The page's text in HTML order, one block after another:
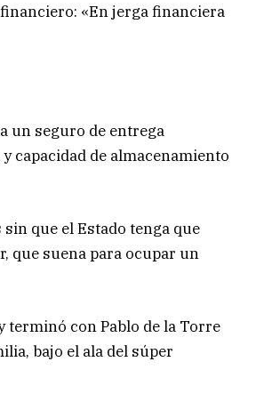
«En jerga financiera
un seguro de entrega
capacidad de almacenamiento
que el Estado tenga que
que suena para ocupar un
terminó con Pablo de la Torre
bajo el ala del súper